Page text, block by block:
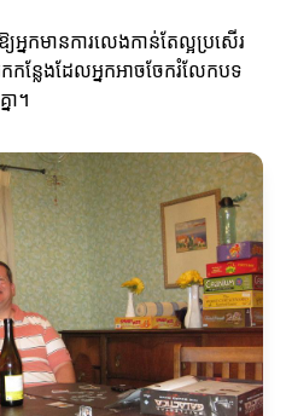
នកមានការលេងកាន់តែល្អប្រសើរ
កន្លែងដែលអ្នកអាចចែករំលែកបទ
ា។